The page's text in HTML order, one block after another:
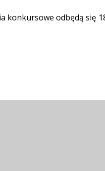
konkursowe odbędą się